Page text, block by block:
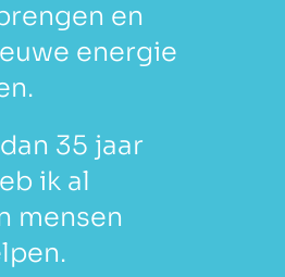
en
energie
35 jaar
ik al
mensen